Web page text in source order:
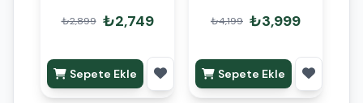
₺2,899 ₺2,749
Sepete Ekle
Kök 110cm
₺4,199 ₺3,999
Sepete Ekle